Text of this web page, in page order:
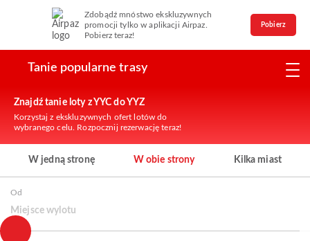
Zdobądź mnóstwo ekskluzywnych
promocji tylko w aplikacji Airpaz.
Pobierz teraz!
Pobierz
Tanie popularne trasy
Znajdź tanie loty z YYC do YYZ
Korzystaj z ekskluzywnych ofert lotów do
wybranego celu. Rozpocznij rezerwację teraz!
W jedną stronę W obie strony Kilka miast
Od
Miejsce wylotu